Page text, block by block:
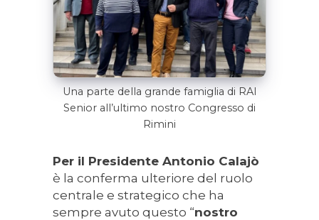
Una parte della grande famiglia di RAI
Senior all’ultimo nostro Congresso di
Rimini
Per il Presidente Antonio Calajò
è la conferma ulteriore del ruolo
centrale e strategico che ha
sempre avuto questo “nostro